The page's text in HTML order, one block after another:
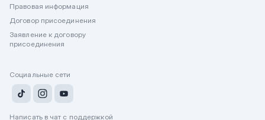
Правовая информация
Договор присоединения
Заявление к договору
присоединения
Социальные сети
Написать в чат с поддержкой